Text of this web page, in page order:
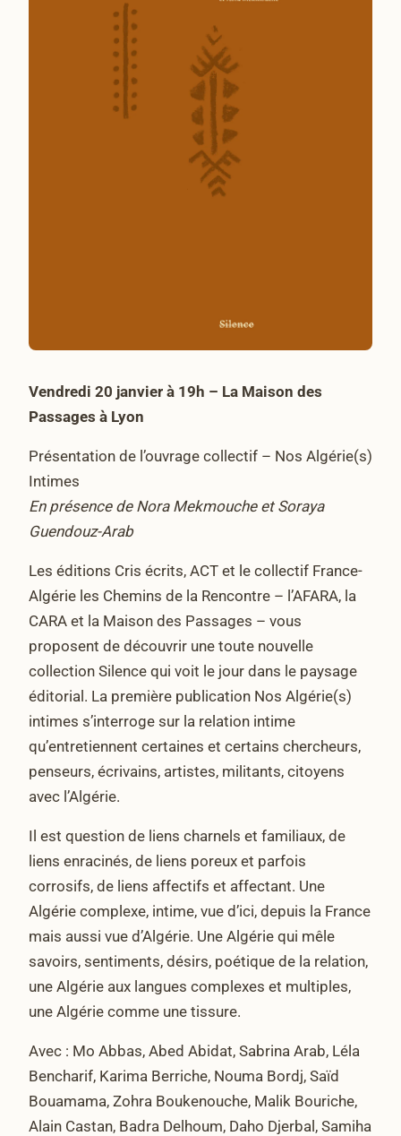
Vendredi 20 janvier à 19h – La Maison des
Passages à Lyon
Présentation de l’ouvrage collectif – Nos Algérie(s)
Intimes
En présence de Nora Mekmouche et Soraya
Guendouz-Arab
Les éditions Cris écrits, ACT et le collectif France-
Algérie les Chemins de la Rencontre – l’AFARA, la
CARA et la Maison des Passages – vous
proposent de découvrir une toute nouvelle
collection Silence qui voit le jour dans le paysage
éditorial. La première publication Nos Algérie(s)
intimes s’interroge sur la relation intime
qu’entretiennent certaines et certains chercheurs,
penseurs, écrivains, artistes, militants, citoyens
avec l’Algérie.
Il est question de liens charnels et familiaux, de
liens enracinés, de liens poreux et parfois
corrosifs, de liens affectifs et affectant. Une
Algérie complexe, intime, vue d’ici, depuis la France
mais aussi vue d’Algérie. Une Algérie qui mêle
savoirs, sentiments, désirs, poétique de la relation,
une Algérie aux langues complexes et multiples,
une Algérie comme une tissure.
Avec : Mo Abbas, Abed Abidat, Sabrina Arab, Léla
Bencharif, Karima Berriche, Nouma Bordj, Saïd
Bouamama, Zohra Boukenouche, Malik Bouriche,
Alain Castan, Badra Delhoum, Daho Djerbal, Samiha